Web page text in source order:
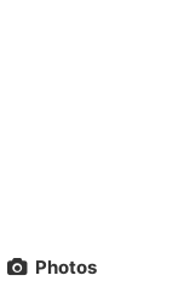
Photos